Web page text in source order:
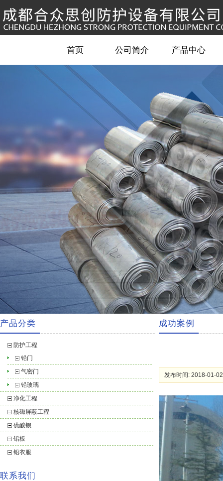
首页 公司简介 产品中心
产品分类
防护工程
铅门
气密门
铅玻璃
净化工程
核磁屏蔽工程
硫酸钡
铅板
铅衣服
联系我们
成功案例
发布时间: 2018-01-